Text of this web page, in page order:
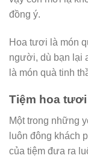
đồng ý.
Hoa tươi là món
người, dù bạn lại
là món quà tinh
Tiệm hoa
Một trong những
luôn đông khách
của tiệm đưa ra